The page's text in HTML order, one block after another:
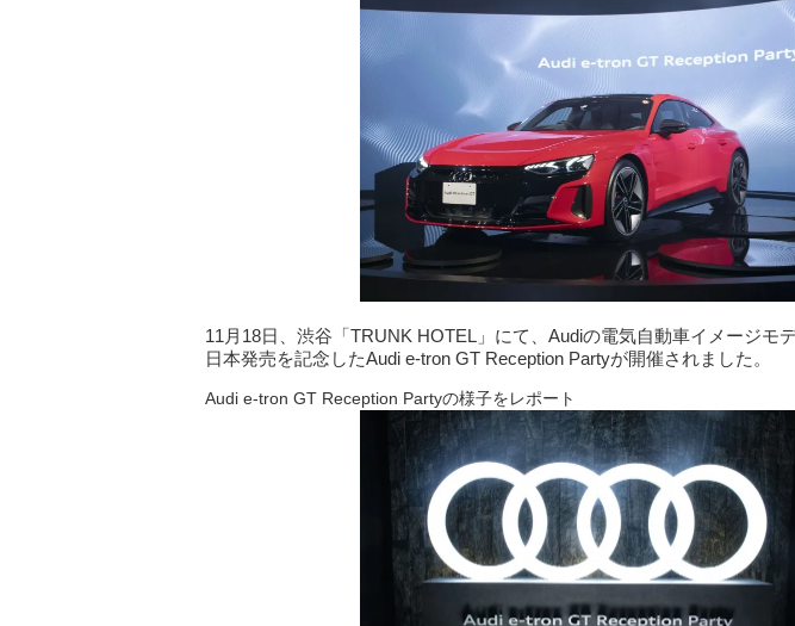
11月18日、渋谷「TRUNK HOTEL」にて、Audiの電気自動車イメージモ
日本発売を記念したAudi e-tron GT Reception Partyが開催されました。
Audi e-tron GT Reception Partyの様子をレポート